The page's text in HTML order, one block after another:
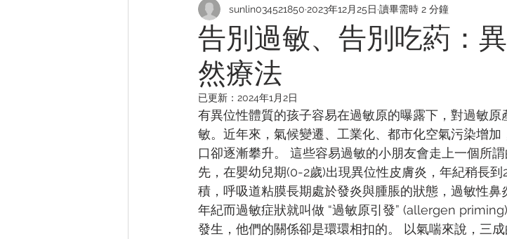
告別過敏、告別吃葯：
然療法
sunlin034521850 2023年12月25日 讀畢需時 2 分鐘
已更新： 2024年1月2日
有異位性體質的孩⼦容易在過敏原的曝露下，對過敏原
敏。近年來，氣候變遷、⼯業化、都市化空氣污染增
⼝卻逐漸攀升。 這些容易過敏的⼩朋友會走上⼀個所
先，在嬰幼兒期(0-2歲)出現異位性⽪膚炎，年紀稍長
積，呼吸道粘膜長期處於發炎與腫脹的狀態，過敏性
年紀⽽過敏症狀就叫做 “過敏原引發” (allergen
發⽣，他們的關係卻是環環相扣的。 以氣喘來說，三